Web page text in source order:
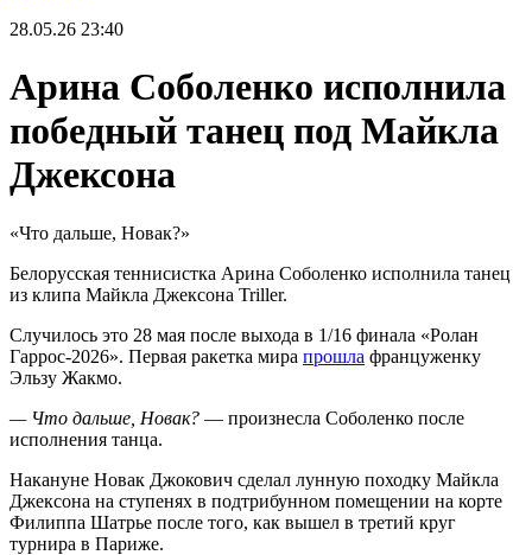
28.05.26 23:40
Арина Соболенко исполнила
победный танец под Майкла
Джексона
«Что дальше, Новак?»
Белорусская теннисистка Арина Соболенко исполнила танец
из клипа Майкла Джексона Triller.
Случилось это 28 мая после выхода в 1/16 финала «Ролан
Гаррос-2026». Первая ракетка мира прошла француженку
Эльзу Жакмо.
— Что дальше, Новак? — произнесла Соболенко после
исполнения танца.
Накануне Новак Джокович сделал лунную походку Майкла
Джексона на ступенях в подтрибунном помещении на корте
Филиппа Шатрье после того, как вышел в третий круг
турнира в Париже.